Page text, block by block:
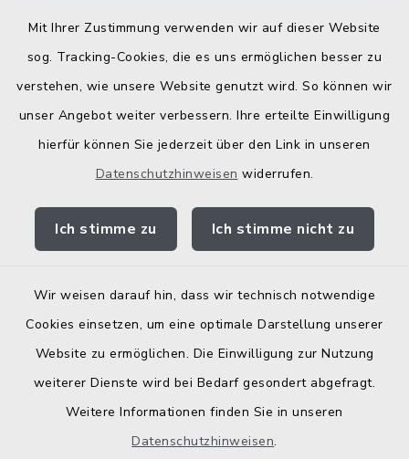
Mit Ihrer Zustimmung verwenden wir auf dieser Website
sog. Tracking-Cookies, die es uns ermöglichen besser zu
verstehen, wie unsere Website genutzt wird. So können wir
unser Angebot weiter verbessern. Ihre erteilte Einwilligung
hierfür können Sie jederzeit über den Link in unseren
Datenschutzhinweisen widerrufen.
Ich stimme zu Ich stimme nicht zu
Wir weisen darauf hin, dass wir technisch notwendige
Cookies einsetzen, um eine optimale Darstellung unserer
Website zu ermöglichen. Die Einwilligung zur Nutzung
weiterer Dienste wird bei Bedarf gesondert abgefragt.
Weitere Informationen finden Sie in unseren
Datenschutzhinweisen.
Bodenrichtwerte
Kontakt
Barrierefreiheit
Elektronische Zugangseröffnung
Impressum
Sitemap